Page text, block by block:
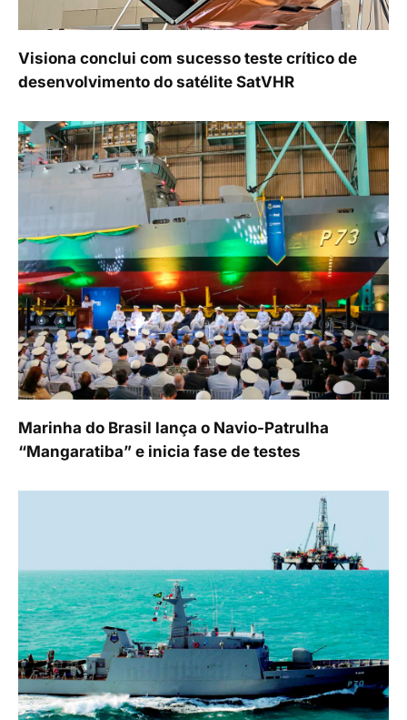
Visiona conclui com sucesso teste crítico de
desenvolvimento do satélite SatVHR
Marinha do Brasil lança o Navio-Patrulha
“Mangaratiba” e inicia fase de testes